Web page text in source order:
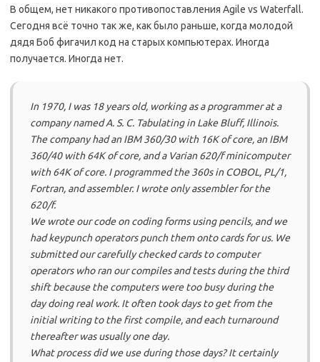
В общем, нет никакого противопоставления Agile vs Waterfall.
Сегодня всё точно так же, как было раньше, когда молодой
дядя Боб фигачил код на старых компьютерах. Иногда
получается. Иногда нет.
In 1970, I was 18 years old, working as a programmer at a
company named A. S. C. Tabulating in Lake Bluff, Illinois.
The company had an IBM 360/30 with 16K of core, an IBM
360/40 with 64K of core, and a Varian 620/f minicomputer
with 64K of core. I programmed the 360s in COBOL, PL/1,
Fortran, and assembler. I wrote only assembler for the
620/f.
We wrote our code on coding forms using pencils, and we
had keypunch operators punch them onto cards for us. We
submitted our carefully checked cards to computer
operators who ran our compiles and tests during the third
shift because the computers were too busy during the
day doing real work. It often took days to get from the
initial writing to the first compile, and each turnaround
thereafter was usually one day.
What process did we use during those days? It certainly